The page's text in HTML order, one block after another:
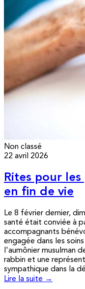
Non classé
22 avril 2026
Rites pour
en fin de vie
Le 8 février dernier,
santé était conviée à
accompagnants
engagée dans les
l'aumônier musulman
rabbin et une
sympathique dans la
Lire la suite →